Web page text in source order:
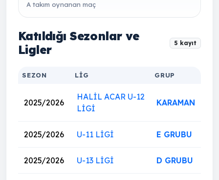
A takım oynanan maç
Katıldığı Sezonlar ve
Ligler
5 kayıt
SEZON LIG GRUP
2025/2026
HALİL ACAR U-12
LİGİ
KARAMAN
2025/2026 U-11 LİGİ E GRUBU
2025/2026 U-13 LİGİ D GRUBU